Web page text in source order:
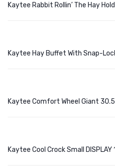
Kaytee Rabbit Rollin’ The Hay
Kaytee Hay Buffet With Snap-
Kaytee Comfort Wheel Giant
Kaytee Cool Crock Small DISPLAY